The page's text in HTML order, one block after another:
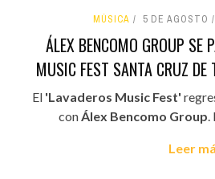
MÚSICA 5 DE AGOSTO
ÁLEX BENCOMO GROUP SE
MUSIC FEST SANTA CRUZ
El 'Lavaderos Music Fest'
con Álex Bencomo Group
Leer